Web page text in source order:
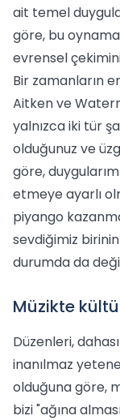
ait temel
göre, bu
evrensel
Bir zamanların
Aitken ve
yalnızca iki tür
olduğunuz ve
göre,
etmeye ayarlı
piyango
sevdiğimiz
durumda da
Müzikte
Düzenleri,
inanılmaz
olduğuna göre,
bizi "ağına